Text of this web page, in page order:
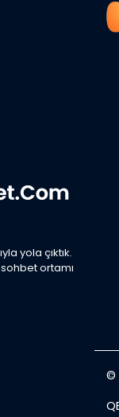
yola çıktık.
ortamı
©